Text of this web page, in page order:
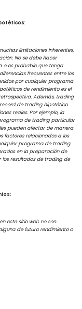
limitaciones inherentes,
No se debe hacer
o es probable que tenga
frecuentes entre los
por cualquier programa
de rendimiento es el
Además, trading
de trading hipotético
reales. Por ejemplo, la
de trading particular
pueden afectar de manera
factores relacionados a los
programa de trading
en la preparación de
los resultados de trading de
este sitio web no son
de futuro rendimiento o